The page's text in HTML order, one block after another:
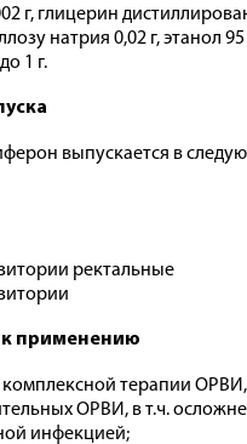
г, глицерин
натрия 0,02 г, этанол
1 г.
выпускается в
ректальные
к применению
терапии ОРВИ,
ОРВИ, в т.ч.
инфекцией;